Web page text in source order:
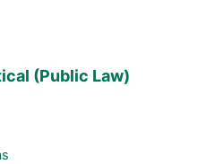
(Public Law)